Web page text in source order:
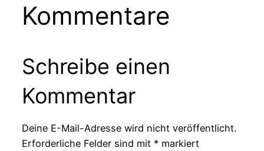
Kommentare
Schreibe einen
Kommentar
Deine E-Mail-Adresse wird nicht veröffentlicht.
Erforderliche Felder sind mit * markiert